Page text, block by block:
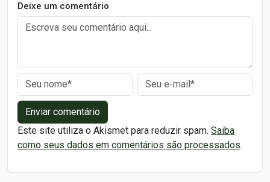
Deixe um comentário
Enviar comentário
Este site utiliza o Akismet para reduzir spam. Saiba
como seus dados em comentários são processados.